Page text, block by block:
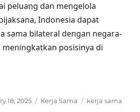
peluang dan mengelola
Indonesia dapat
sama bilateral dengan negara-
posisinya di
18, 2025 Categories
Kerja Sama Tags
kerja sama